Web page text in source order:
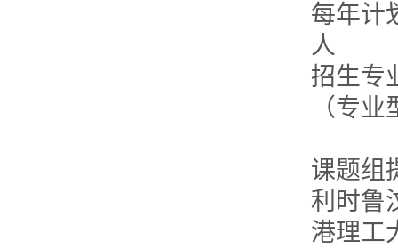
每年计
人
招生专
（专业
课题组
利时鲁
港理工